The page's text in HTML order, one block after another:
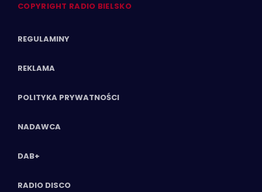
COPYRIGHT RADIO BIELSKO
REGULAMINY
REKLAMA
POLITYKA PRYWATNOŚCI
NADAWCA
DAB+
RADIO DISCO